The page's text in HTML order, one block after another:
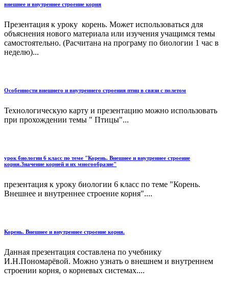
внешнее и внутреннее строение корня
Презентация к уроку корень. Может использоваться для
объяснения нового материала или изучения учащимся темы
самостоятельно. (Расчитана на програму по биологии 1 час в
неделю)...
Особенности внешнего и внутреннего строения птиц в связи с полетом
Технологическую карту и презентацию можно использовать
при прохождении темы " Птицы"...
урок биологии 6 класс по теме "Корень. Внешнее и внутреннее строение
корня.Значение корней и их многообразие"
презентация к уроку биологии 6 класс по теме "Корень.
Внешнее и внутреннее строение корня"....
Корень. Внешнее и внутреннее строение корня.
Данная презентация составлена по учебнику
И.Н.Пономарёвой. Можно узнать о внешнем и внутреннем
строении корня, о корневых системах....